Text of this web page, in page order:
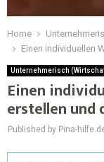
Home
Einen individuellen
Unternehmerisch
Einen
erstellen und
Published by Pina-